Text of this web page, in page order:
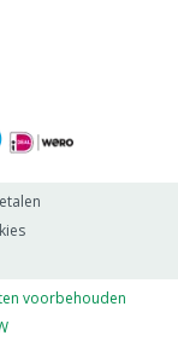
voorbehouden